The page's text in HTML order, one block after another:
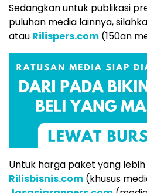
Sedangkan untuk publikasi
puluhan media lainnya,
atau Rilispers.com (150an
Untuk harga paket yang
Rilisbisnis.com (khusus